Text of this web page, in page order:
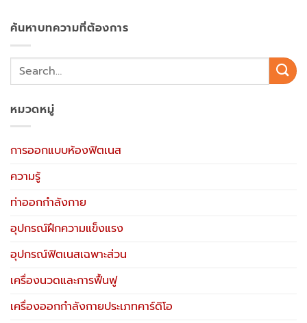
ค้นหาบทความที่ต้องการ
หมวดหมู่
การออกแบบห้องฟิตเนส
ความรู้
ท่าออกกำลังกาย
อุปกรณ์ฝึกความแข็งแรง
อุปกรณ์ฟิตเนสเฉพาะส่วน
เครื่องนวดและการฟื้นฟู
เครื่องออกกำลังกายประเภทคาร์ดิโอ